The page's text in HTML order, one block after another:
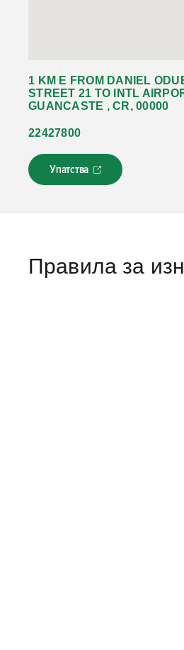
1 KM E FROM DANIEL
STREET 21 TO INTL
GUANCASTE , CR, 00000
22427800
Упатства
Л
и
е
Правила за